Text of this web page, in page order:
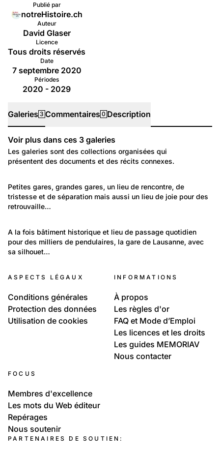
Publié par
notreHistoire.ch
Auteur
David Glaser
Licence
Tous droits réservés
Date
7 septembre 2020
Périodes
2020 - 2029
Galeries 3 Commentaires 0 Description
Galeries
Voir plus dans ces 3 galeries
Les galeries sont des collections organisées qui
présentent des documents et des récits connexes.
Gare de Lausanne
Environnement: Transport
Les gares romandes
Petites gares, grandes gares, un lieu de rencontre, de
tristesse et de séparation mais aussi un lieu de joie pour des
retrouvaille…
Lieux: Vaud
La gare de Lausanne
A la fois bâtiment historique et lieu de passage quotidien
pour des milliers de pendulaires, la gare de Lausanne, avec
sa silhouet…
ASPECTS LÉGAUX
Conditions générales
Protection des données
Utilisation de cookies
INFORMATIONS
À propos
Les règles d'or
FAQ et Mode d’Emploi
Les licences et les droits
Les guides MEMORIAV
Nous contacter
FOCUS
Membres d'excellence
Les mots du Web éditeur
Repérages
Nous soutenir
PARTENAIRES DE SOUTIEN: